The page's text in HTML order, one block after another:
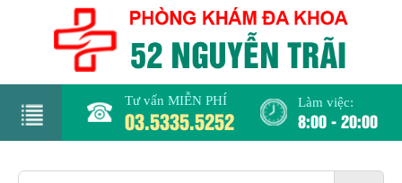
Tư vấn MIỄN PHÍ
03.5335.5252
Làm việc:
8:00 - 20:00